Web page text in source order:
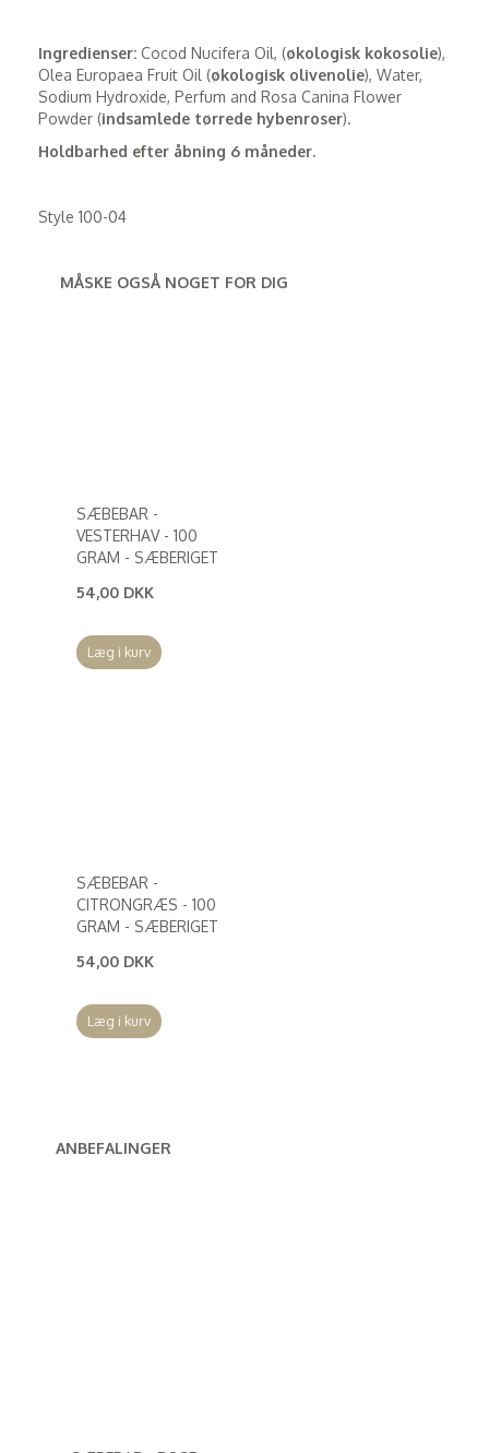
Ingredienser: Cocod Nucifera Oil, (økologisk kokosolie),
Olea Europaea Fruit Oil (økologisk olivenolie), Water,
Sodium Hydroxide, Perfum and Rosa Canina Flower
Powder (indsamlede tørrede hybenroser).
Holdbarhed efter åbning 6 måneder.
Style 100-04
MÅSKE OGSÅ NOGET FOR DIG
SÆBEBAR -
VESTERHAV - 100
GRAM - SÆBERIGET
54,00 DKK
Læg i kurv
SÆBEBAR -
CITRONGRÆS - 100
GRAM - SÆBERIGET
54,00 DKK
Læg i kurv
ANBEFALINGER